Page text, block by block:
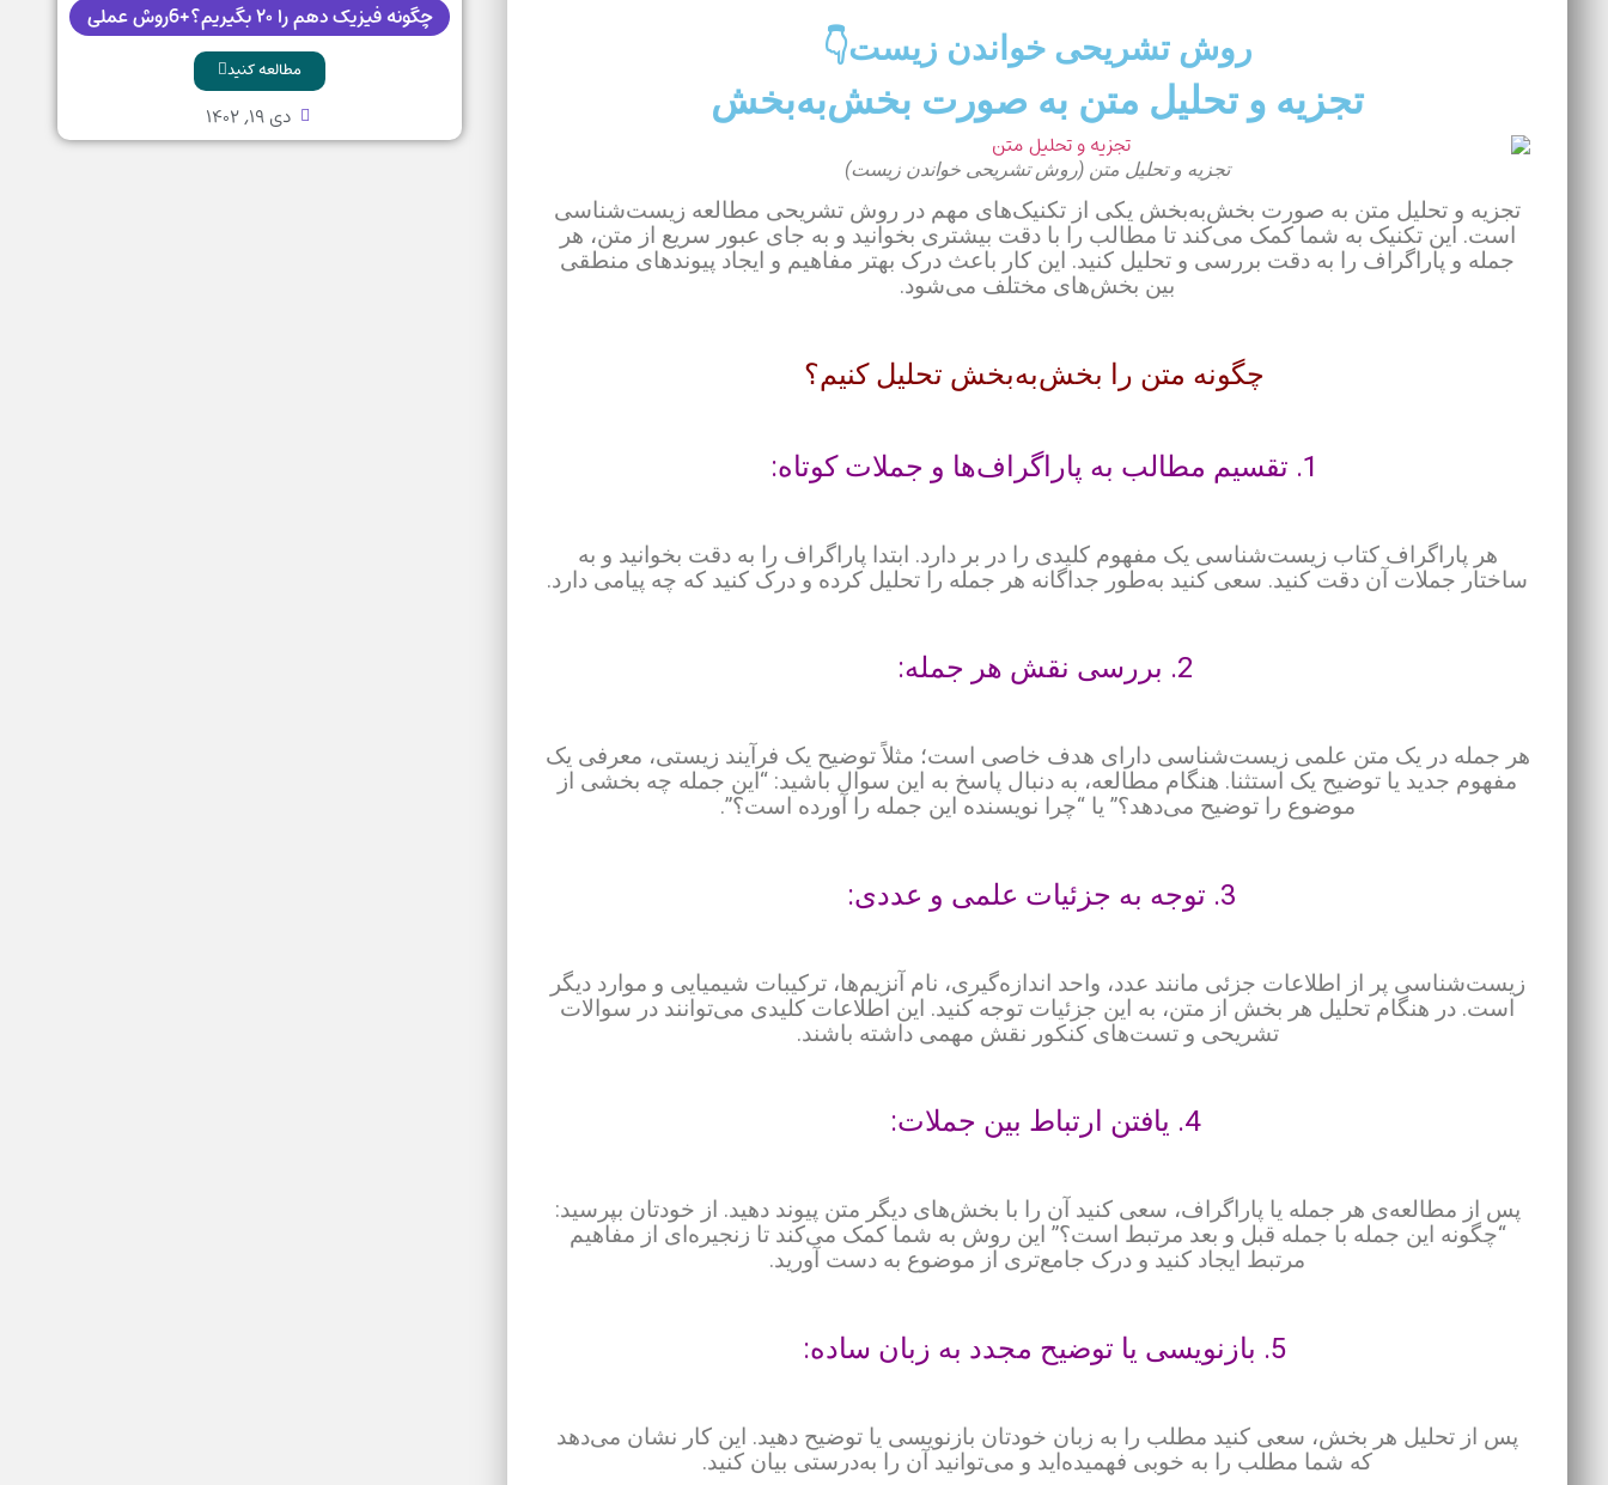
روش تشریحی خواندن زیست👇
تجزیه و تحلیل متن به صورت بخش‌به‌بخش
تجزیه و تحلیل متن (روش تشریحی خواندن زیست)
تجزیه و تحلیل متن به صورت بخش‌به‌بخش یکی از تکنیک‌های مهم در روش تشریحی مطالعه زیست‌شناسی
است. این تکنیک به شما کمک می‌کند تا مطالب را با دقت بیشتری بخوانید و به جای عبور سریع از متن، هر
جمله و پاراگراف را به دقت بررسی و تحلیل کنید. این کار باعث درک بهتر مفاهیم و ایجاد پیوندهای منطقی
بین بخش‌های مختلف می‌شود.
چگونه متن را بخش‌به‌بخش تحلیل کنیم؟
1. تقسیم مطالب به پاراگراف‌ها و جملات کوتاه:
هر پاراگراف کتاب زیست‌شناسی یک مفهوم کلیدی را در بر دارد. ابتدا پاراگراف را به دقت بخوانید و به
ساختار جملات آن دقت کنید. سعی کنید به‌طور جداگانه هر جمله را تحلیل کرده و درک کنید که چه پیامی دارد.
2. بررسی نقش هر جمله:
هر جمله در یک متن علمی زیست‌شناسی دارای هدف خاصی است؛ مثلاً توضیح یک فرآیند زیستی، معرفی یک
مفهوم جدید یا توضیح یک استثنا. هنگام مطالعه، به دنبال پاسخ به این سوال باشید: “این جمله چه بخشی از
موضوع را توضیح می‌دهد؟” یا “چرا نویسنده این جمله را آورده است؟”.
3. توجه به جزئیات علمی و عددی:
زیست‌شناسی پر از اطلاعات جزئی مانند عدد، واحد اندازه‌گیری، نام آنزیم‌ها، ترکیبات شیمیایی و موارد دیگر
است. در هنگام تحلیل هر بخش از متن، به این جزئیات توجه کنید. این اطلاعات کلیدی می‌توانند در سوالات
تشریحی و تست‌های کنکور نقش مهمی داشته باشند.
4. یافتن ارتباط بین جملات:
پس از مطالعه‌ی هر جمله یا پاراگراف، سعی کنید آن را با بخش‌های دیگر متن پیوند دهید. از خودتان بپرسید:
“چگونه این جمله با جمله قبل و بعد مرتبط است؟” این روش به شما کمک می‌کند تا زنجیره‌ای از مفاهیم
مرتبط ایجاد کنید و درک جامع‌تری از موضوع به دست آورید.
5. بازنویسی یا توضیح مجدد به زبان ساده:
پس از تحلیل هر بخش، سعی کنید مطلب را به زبان خودتان بازنویسی یا توضیح دهید. این کار نشان می‌دهد
که شما مطلب را به خوبی فهمیده‌اید و می‌توانید آن را به‌درستی بیان کنید.
چگونه فیزیک دهم را ۲۰ بگیریم؟+6روش عملی
مطالعه کنید
دی ۱۹, ۱۴۰۲